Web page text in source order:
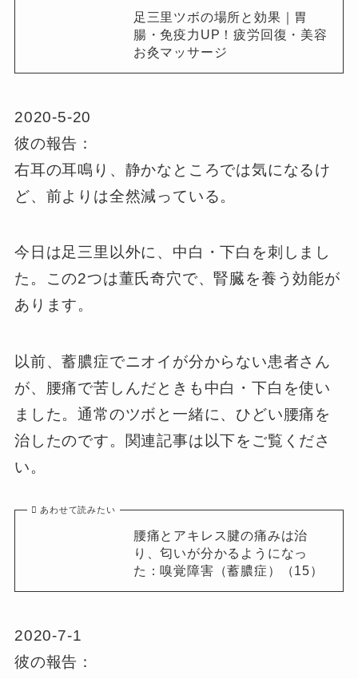
足三里ツボの場所と効果｜胃
腸・免疫力UP！疲労回復・美容
お灸マッサージ
2020-5-20
彼の報告：
右耳の耳鳴り、静かなところでは気になるけ
ど、前よりは全然減っている。
今日は足三里以外に、中白・下白を刺しまし
た。この2つは董氏奇穴で、腎臓を養う効能が
あります。
以前、蓄膿症でニオイが分からない患者さん
が、腰痛で苦しんだときも中白・下白を使い
ました。通常のツボと一緒に、ひどい腰痛を
治したのです。関連記事は以下をご覧くださ
い。
あわせて読みたい
腰痛とアキレス腱の痛みは治
り、匂いが分かるようになっ
た：嗅覚障害（蓄膿症）（15）
2020-7-1
彼の報告：